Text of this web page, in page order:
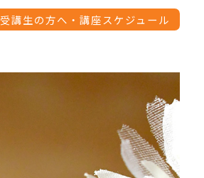
受講生の方へ・講座スケジュール